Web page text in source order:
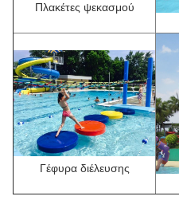
Πλακέτες ψεκασμού
Γέφυρα διέλευσης